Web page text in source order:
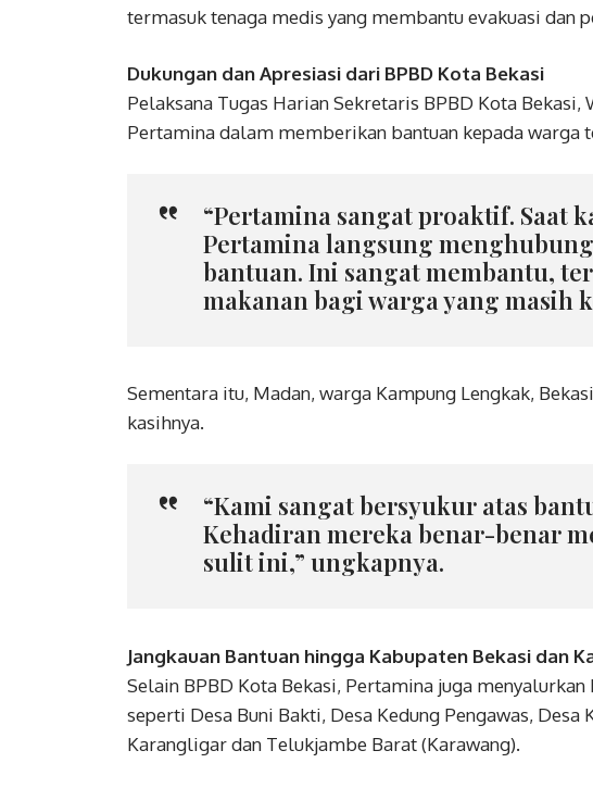
termasuk tenaga medis yang membantu evakuasi dan
Dukungan dan Apresiasi dari BPBD Kota Bekasi
Pelaksana Tugas Harian Sekretaris BPBD Kota
Pertamina dalam memberikan bantuan kepada warga
“Pertamina sangat proaktif. Saat
Pertamina langsung
bantuan. Ini sangat membantu,
makanan bagi warga yang masih
Sementara itu, Madan, warga Kampung Lengkak,
kasihnya.
“Kami sangat bersyukur atas
Kehadiran mereka benar-benar
sulit ini,” ungkapnya.
Jangkauan Bantuan hingga Kabupaten Bekasi dan
Selain BPBD Kota Bekasi, Pertamina juga
seperti Desa Buni Bakti, Desa Kedung Pengawas, Desa
Karangligar dan Telukjambe Barat (Karawang).